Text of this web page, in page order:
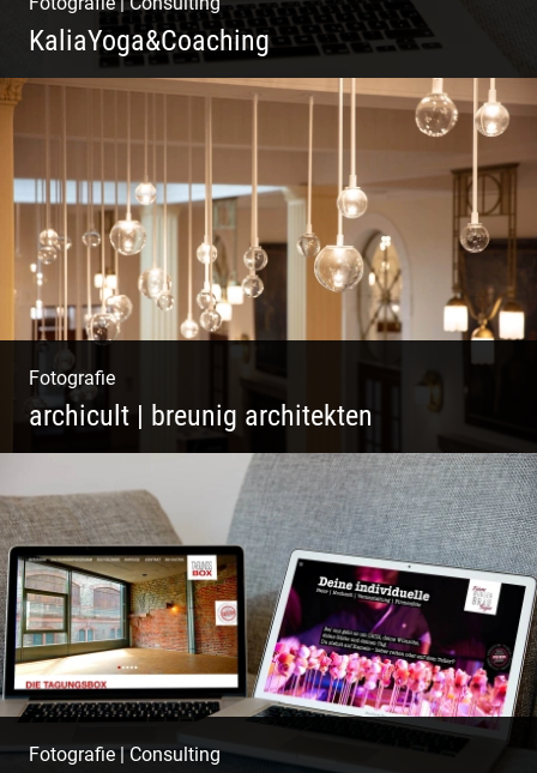
KaliaYoga&Coaching
Pint- & Webdesign, Fotografie & Corporate-
Fotografie
archicult | breunig architekten
Wasser im Fluss der Kurstadt
Fotografie|Consulting